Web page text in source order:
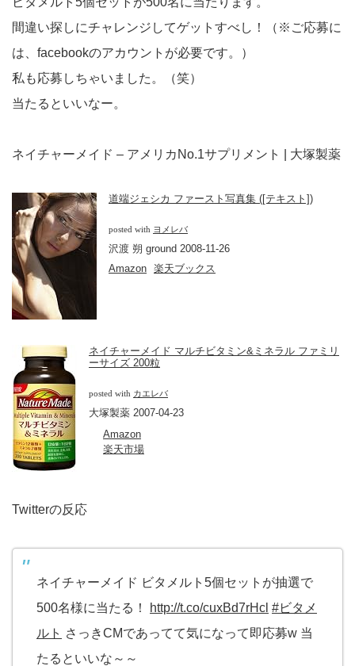
間違い探しにチャレンジしてゲットすべし！（※ご応募に
は、facebookのアカウントが必要です。）
私も応募しちゃいました。（笑）
当たるといいなー。
ネイチャーメイド – アメリカNo.1サプリメント | 大塚製薬
道端ジェシカ ファースト写真集 ([テキスト])
posted with ヨメレバ
沢渡 朔 ground 2008-11-26
Amazon 楽天ブックス
ネイチャーメイド マルチビタミン&ミネラル ファミリ
ーサイズ 200粒
posted with カエレバ
大塚製薬 2007-04-23
Amazon
楽天市場
Twitterの反応
ネイチャーメイド ビタメルト5個セットが抽選で
500名様に当たる！
http://t.co/cuxBd7rHcl #ビタメ
ルト さっきCMであってて気になって即応募w 当
たるといいな～～